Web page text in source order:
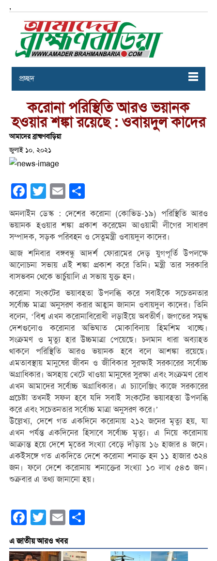
,
প্রচ্ছদ
করোনা পরিস্থিতি আরও ভয়ানক
হওয়ার শঙ্কা রয়েছে : ওবায়দুল কাদের
আমাদের ব্রাহ্মণবাড়িয়া
জুলাই ১০, ২০২১
Facebook
Twitter Email
অনলাইন ডেস্ক : দেশের করোনা (কোভিড-১৯) পরিস্থিতি আরও
ভয়ানক হওয়ার শঙ্কা প্রকাশ করেছেন আওয়ামী লীগের সাধারণ
সম্পাদক, সড়ক পরিবহন ও সেতুমন্ত্রী ওবায়দুল কাদের।
আজ শনিবার বঙ্গবন্ধু আদর্শ ফোরামের দেড় যুগপূর্তি উপলক্ষে
আলোচনা সভায় এই শঙ্কা প্রকাশ করে তিনি। মন্ত্রী তার সরকারি
বাসভবন থেকে ভার্চুয়ালি এ সভায় যুক্ত হন।
করোনা সংকটের ভয়াবহতা উপলব্ধি করে সবাইকে সচেতনতার
সর্বোচ্চ মাত্রা অনুসরণ করার আহ্বান জানান ওবায়দুল কাদের। তিনি
বলেন, ‘বিশ্ব এখন করোনাবিরোধী লড়াইয়ে অবতীর্ণ। জগতের সমৃদ্ধ
দেশগুলোও করোনার অভিঘাত মোকাবিলায় হিমশিম খাচ্ছে।
সংক্রমণ ও মৃত্যু হার উচ্চমাত্রা পেয়েছে। চলমান ধারা অব্যাহত
থাকলে পরিস্থিতি আরও ভয়ানক হবে বলে আশঙ্কা রয়েছে।
এমতাবস্থায় মানুষের জীবন ও জীবিকার সুরক্ষাই সরকারের সর্বোচ্চ
অগ্রাধিকার। অসহায় খেটে খাওয়া মানুষের সুরক্ষা এবং সংক্রমণ রোধ
এখন আমাদের সর্বোচ্চ অগ্রাধিকার। এ চ্যালেঞ্জিং কাজে সরকারের
প্রচেষ্টা তখনই সফল হবে যদি সবাই সংকটের ভয়াবহতা উপলব্ধি
করে এবং সচেতনতার সর্বোচ্চ মাত্রা অনুসরণ করে।’
উল্লেখ্য, দেশে গত একদিনে করোনায় ২১২ জনের মৃত্যু হয়, যা
এখন পর্যন্ত একদিনের হিসাবে সর্বোচ্চ মৃত্যু। এ নিয়ে করোনায়
আক্রান্ত হয়ে দেশে মৃতের সংখ্যা বেড়ে দাঁড়ায় ১৬ হাজার ৪ জনে।
একইসঙ্গে গত একদিতে দেশে করোনা শনাক্ত হন ১১ হাজার ৩২৪
জন। ফলে দেশে করোনায় শনাক্তের সংখ্যা ১০ লাখ ৫৪৩ জন।
শুক্রবার এ তথ্য জানানো হয়।
Facebook
Twitter Email
এ জাতীয় আরও খবর